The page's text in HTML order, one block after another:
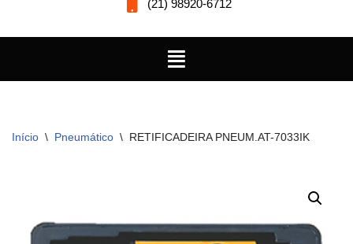
(21) 98920-6712
Início \ Pneumático \ RETIFICADEIRA PNEUM.AT-7033IK